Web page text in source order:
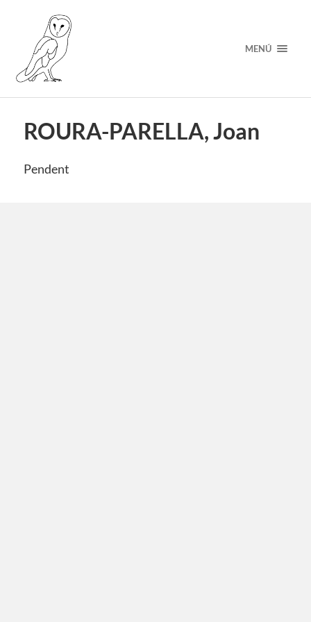
MENÚ
ROURA-PARELLA, Joan
Pendent